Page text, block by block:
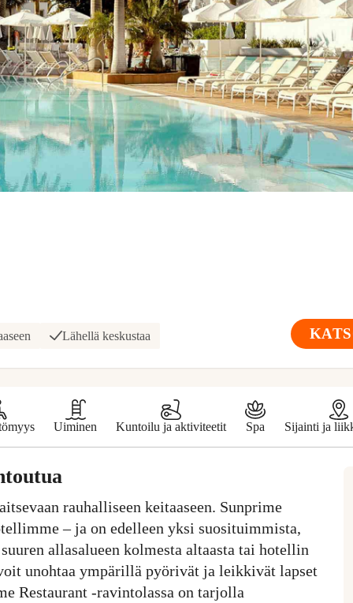
Lähellä keskustaa
Uiminen Kuntoilu ja aktiviteetit Spa Sijainti ja
rauhalliseen keitaaseen. Sunprime
– ja on edelleen yksi suosituimmista,
allasalueen kolmesta altaasta tai hotellin
unohtaa ympärillä pyörivät ja leikkivät lapset
Restaurant -ravintolassa on tarjolla